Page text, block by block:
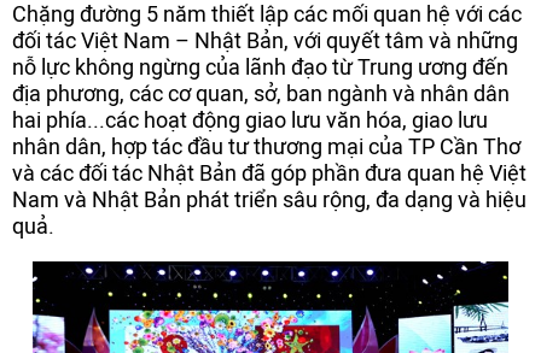
Chặng đường 5 năm thiết lập các mối quan hệ với các
đối tác Việt Nam – Nhật Bản, với quyết tâm và những
nỗ lực không ngừng của lãnh đạo từ Trung ương đến
địa phương, các cơ quan, sở, ban ngành và nhân dân
hai phía...các hoạt động giao lưu văn hóa, giao lưu
nhân dân, hợp tác đầu tư thương mại của TP Cần Thơ
và các đối tác Nhật Bản đã góp phần đưa quan hệ Việt
Nam và Nhật Bản phát triển sâu rộng, đa dạng và hiệu
quả.